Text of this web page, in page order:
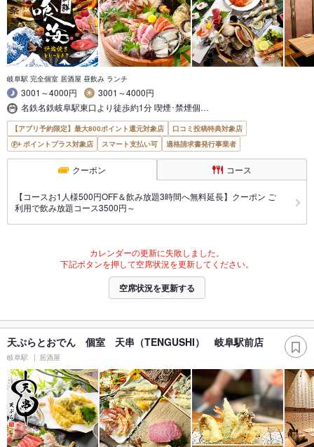
岐阜駅 完全個室 居酒屋 昼飲み ランチ
3001～4000円
3001～4000円
名鉄名鉄岐阜駅東口より徒歩約1分 喫煙･禁煙個…
【アプリ予約限定】最大800ポイント還元対象店
口コミ投稿特典対象店
ポイントプラス対象店
スマート支払い可 適格請求書発行事業者
クーポン コース
【コースお1人様500円OFF＆飲み放題3時間へ無料延長】クーポン ご
利用で飲み放題コース3500円～
カレンダーの更新に失敗しました。
下記ボタンを押して空席状況を更新してください。
空席状況を更新する
天ぷらとおでん 個室 天串（TENGUSHI） 岐阜駅前店
岐阜駅 居酒屋